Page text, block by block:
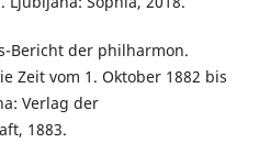
Bericht der philharmon.
Zeit vom 1. Oktober 1882 bis
Verlag der
1883.